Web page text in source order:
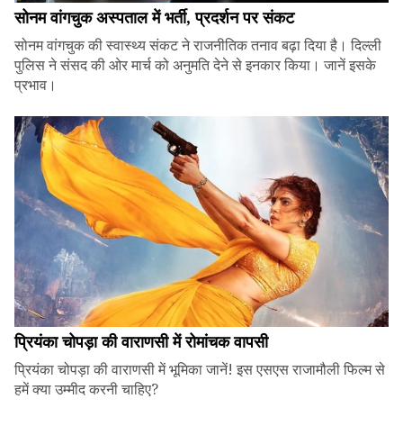
सोनम वांगचुक अस्पताल में भर्ती, प्रदर्शन पर संकट
सोनम वांगचुक की स्वास्थ्य संकट ने राजनीतिक तनाव बढ़ा दिया है। दिल्ली
पुलिस ने संसद की ओर मार्च को अनुमति देने से इनकार किया। जानें इसके
प्रभाव।
प्रियंका चोपड़ा की वाराणसी में रोमांचक वापसी
प्रियंका चोपड़ा की वाराणसी में भूमिका जानें! इस एसएस राजामौली फिल्म से
हमें क्या उम्मीद करनी चाहिए?